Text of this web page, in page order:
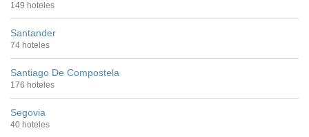
149 hoteles
Santander
74 hoteles
Santiago De Compostela
176 hoteles
Segovia
40 hoteles